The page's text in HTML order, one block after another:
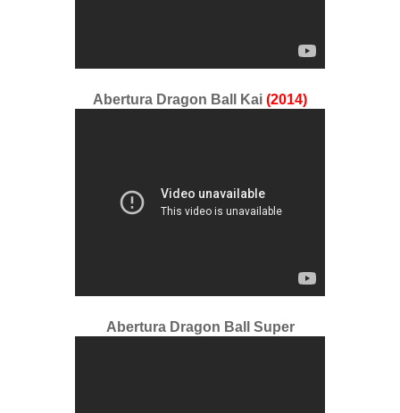
Abertura Dragon Ball Kai (2014)
Abertura Dragon Ball Super